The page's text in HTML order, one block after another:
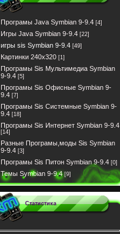
Програмы Java Symbian 9-9.4 [4]
Игры Java Symbian 9-9.4 [22]
игры sis Symbian 9-9.4 [49]
Картинки 240x320 [1]
Програмы Sis Мультимедиа Symbian
9-9.4 [5]
Програмы Sis Офисные Symbian 9-
9.4 [7]
Програмы Sis Системные Symbian 9-
9.4 [18]
Програмы Sis Интернет Symbian 9-9.4
[14]
Разные Програмы,моды Sis Symbian
9-9.4 [3]
Програмы Sis Питон Symbian 9-9.4 [0]
Темы Symbian 9-9.4 [9]
Статистика